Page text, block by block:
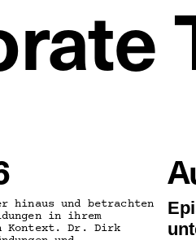
hinaus und betrachten
in ihrem
Kontext. Dr. Dirk